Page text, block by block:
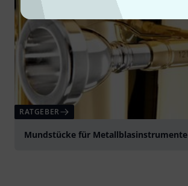
RATGEBER
Mundstücke für Metallblasinstrumente